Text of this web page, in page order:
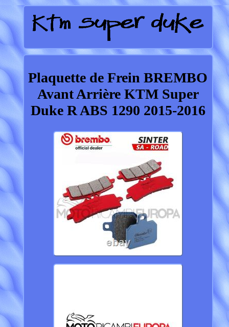
Plaquette de Frein BREMBO
Avant Arrière KTM Super
Duke R ABS 1290 2015-2016